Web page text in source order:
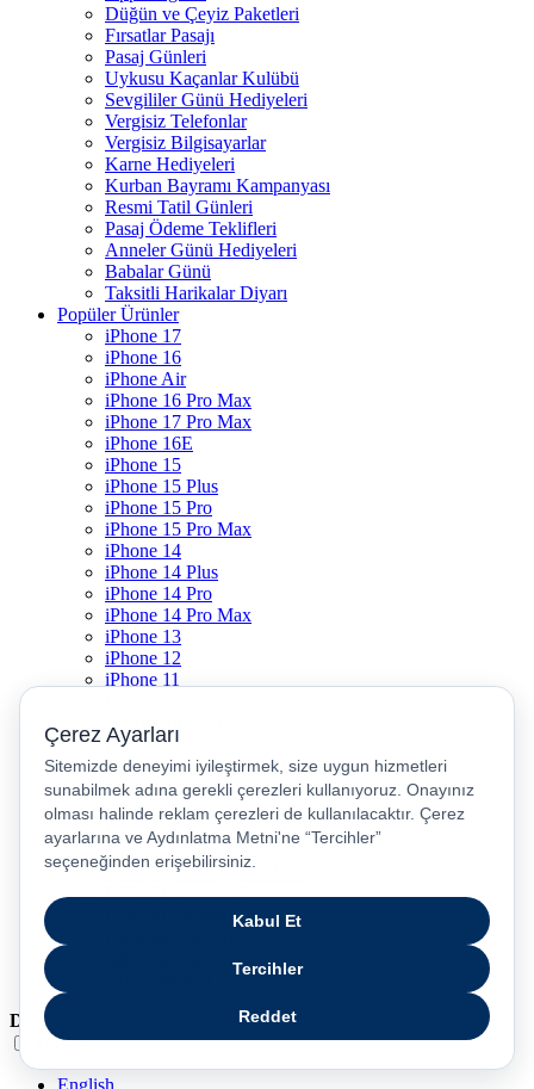
Düğün ve Çeyiz Paketleri
Fırsatlar Pasajı
Pasaj Günleri
Uykusu Kaçanlar Kulübü
Sevgililer Günü Hediyeleri
Vergisiz Telefonlar
Vergisiz Bilgisayarlar
Karne Hediyeleri
Kurban Bayramı Kampanyası
Resmi Tatil Günleri
Pasaj Ödeme Teklifleri
Anneler Günü Hediyeleri
Babalar Günü
Taksitli Harikalar Diyarı
Popüler Ürünler
iPhone 17
iPhone 16
iPhone Air
iPhone 16 Pro Max
iPhone 17 Pro Max
iPhone 16E
iPhone 15
iPhone 15 Plus
iPhone 15 Pro
iPhone 15 Pro Max
iPhone 14
iPhone 14 Plus
iPhone 14 Pro
iPhone 14 Pro Max
iPhone 13
iPhone 12
iPhone 11
Dyson Airwrap
Dyson V15
Dyson V15 Detect Submarine
Dyson Airstrait
Dyson V12
Dyson V8
Samsung Galaxy S25
Samsung Galaxy S25 Ultra
PS5 / Playstation 5
PS4 / Playstation 4
Dil
Türkçe
English